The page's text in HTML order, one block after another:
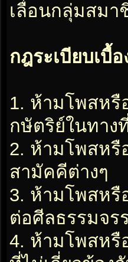
เลื่อนกลุ่มสมา
กฎระเบียบเบื้
1. ห้ามโพสหรื
กษัตริย์ในทาง
2. ห้ามโพสหรื
สามัคคีต่างๆ
3. ห้ามโพสหรื
ต่อศีลธรรมจร
4. ห้ามโพสหรื